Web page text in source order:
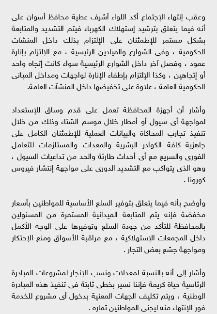
وعقب إنتهاء الإجتماع أكد اللواء أشرف عطية محافظ أسوان على
أنه فيما يتعلق بترشيد إستهلاك الكهرباء فيتم التشديد والمتابعة
بشكل مستمر للإطمئنان على الإلتزام بذلك داخل المنشآت
الحكومية ، وفى الشوارع والميادين الرئيسية ، مع الإلتزام بإنارة
عمود ، وفصل آخر داخل الشوارع الرئيسية سواء كانت إتجاه واحد
أو إتجاهين ، وكذا الإلتزام بإطفاء الإنارة لواجهات ومداخل المبانى
الحكومية العامة ، علاوة على تخفيضها داخل المنشآت العامة.
وأشار أن أجهزة المحافظة تعمل على قدم وساق للإستعداد
لمواجهة أى سيول أو أمطار خلال موسم الشتاء وذلك من خلال
تنفيذ تجارب المحاكاة والبيانات العملية للإطمئنان الكامل على
جاهزية كافة الكوادر البشرية والمعدات والمستلزمات للتعامل
الفورى والسريع مع أى أحداث طارئة والحد من تداعيات السيول ،
وهو الذى يتواكب مع التشديد الدورى على مواجهة إنتشار فيروس
كورونا .
وأوضح بأنه فيما يتعلق بتوفير السلع الأساسية للمواطنين بأسعار
مخفضة فإنه يتم المتابعة الميدانية المستمرة من المسئولين
بالمحافظة للتأكد من جودة السلع وتوفيرها على الوجه الأكمل
داخل المجمعات الإستهلاكية ، مع مراقبة الأسواق ومنع الإحتكار
ومواجهة جشع بعض التجار .
وأشار إلى أنه بالنسبة لمعدلات ونسب الإنجار لمشروعات المبادرة
الرئاسية حياة كريمة فإننا نسير بخطى ثابتة فى تنفيذ هذه المبادرة
الوطنية ، ويتم تكليف الجهات المعنية بدخول أى مشروع للخدمة
فور الإنتهاء منه ليجنى المواطنين ثماره .